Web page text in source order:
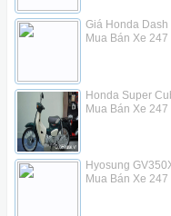
Giá Honda Dash
Mua Bán Xe 247
Honda Super
Mua Bán Xe 247
Hyosung
Mua Bán Xe 247